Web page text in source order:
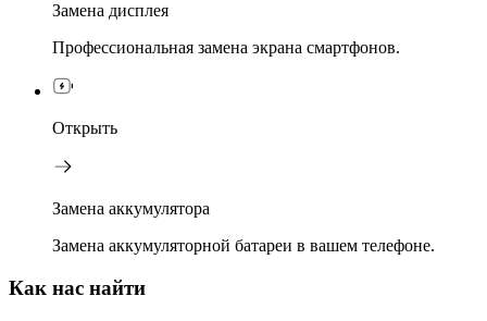
Замена дисплея
Профессиональная замена экрана смартфонов.
Открыть
Замена аккумулятора
Замена аккумуляторной батареи в вашем телефоне.
Как нас найти